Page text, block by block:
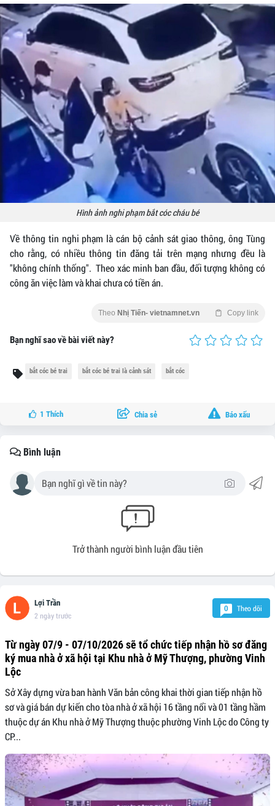
Hình ảnh nghi phạm bắt cóc cháu bé
Về thông tin nghi phạm là cán bộ cảnh sát giao thông, ông Tùng
cho rằng, có nhiều thông tin đăng tải trên mạng nhưng đều là
"không chính thống". Theo xác minh ban đầu, đối tượng không có
công ăn việc làm và khai chưa có tiền án.
Theo Nhị Tiến- vietnamnet.vn Copy link
Bạn nghĩ sao về bài viết này?
bắt cóc bé trai bắt cóc bé trai là cảnh sát bắt cóc
1 Thích Chia sẻ Báo xấu
Bình luận
Trở thành người bình luận đầu tiên
Lợi Trần
2 ngày trước
0 Theo dõi
Từ ngày 07/9 - 07/10/2026 sẽ tổ chức tiếp nhận hồ sơ đăng
ký mua nhà ở xã hội tại Khu nhà ở Mỹ Thượng, phường Vinh
Lộc
Sở Xây dựng vừa ban hành Văn bản công khai thời gian tiếp nhận hồ
sơ và giá bán dự kiến cho tòa nhà ở xã hội 16 tầng nổi và 01 tầng hầm
thuộc dự án Khu nhà ở Mỹ Thượng thuộc phường Vinh Lộc do Công ty
CP...